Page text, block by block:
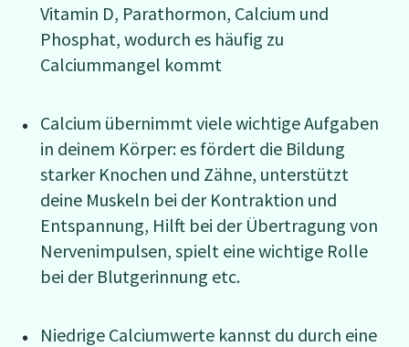
Vitamin D, Parathormon, Calcium und
Phosphat, wodurch es häufig zu
Calciummangel kommt
Calcium übernimmt viele wichtige Aufgaben
in deinem Körper: es fördert die Bildung
starker Knochen und Zähne, unterstützt
deine Muskeln bei der Kontraktion und
Entspannung, Hilft bei der Übertragung von
Nervenimpulsen, spielt eine wichtige Rolle
bei der Blutgerinnung etc.
Niedrige Calciumwerte kannst du durch eine